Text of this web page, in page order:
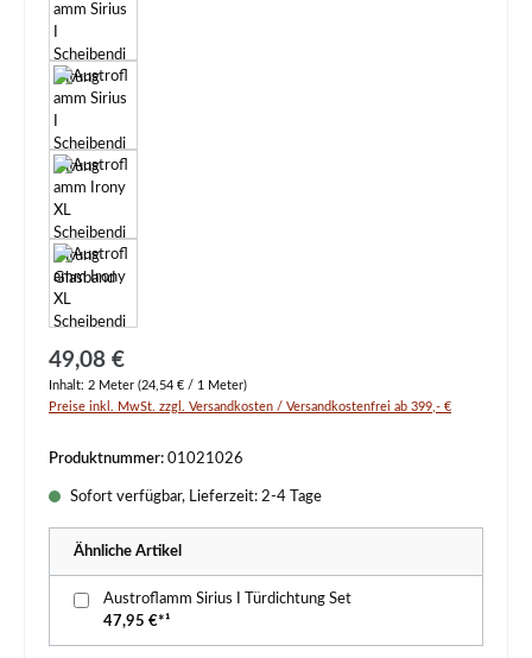
Regulärer Preis:
49,08 €
Inhalt: 2 Meter (24,54 € / 1 Meter)
Preise inkl. MwSt. zzgl. Versandkosten / Versandkostenfrei ab 399,- €
Produktnummer: 01021026
Sofort verfügbar, Lieferzeit: 2-4 Tage
Ähnliche Artikel
Austroflamm Sirius I Türdichtung Set
47,95 €*¹